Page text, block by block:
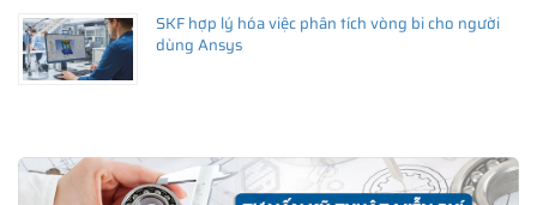
SKF hợp lý hóa việc phân tích vòng bi cho người
dùng Ansys